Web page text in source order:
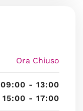
Ora Chiuso
09:00 - 13:00
15:00 - 17:00